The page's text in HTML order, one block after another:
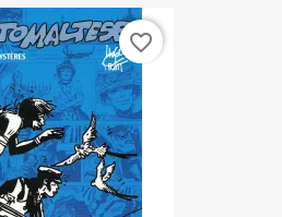
favorite_border